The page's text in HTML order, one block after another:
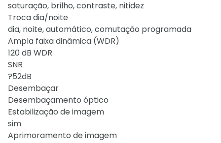
saturação, brilho, contraste, nitidez
Troca dia/noite
dia, noite, automático, comutação programada
Ampla faixa dinâmica (WDR)
120 dB WDR
SNR
?52dB
Desembaçar
Desembaçamento óptico
Estabilização de imagem
sim
Aprimoramento de imagem